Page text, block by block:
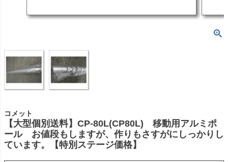
コメット
【大型個別送料】CP-80L(CP80L) 移動用アルミポ
ール お値段もしますが、作りもさすがにしっかりし
ています。【特別ステージ価格】